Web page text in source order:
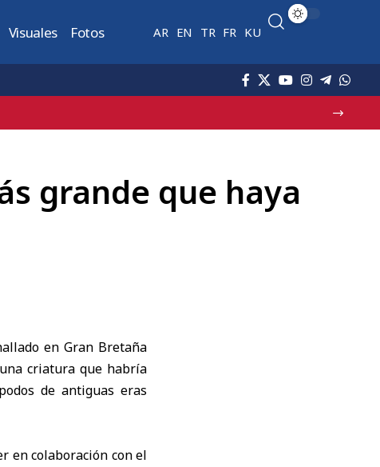
Visuales Fotos AR EN TR FR KU
grande que haya
en Gran Bretaña
criatura que habría
de antiguas eras
en colaboración con el